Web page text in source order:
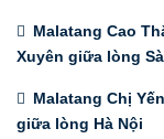
Malatang Cao
Xuyên giữa lòng
Malatang Chị
giữa lòng Hà Nội